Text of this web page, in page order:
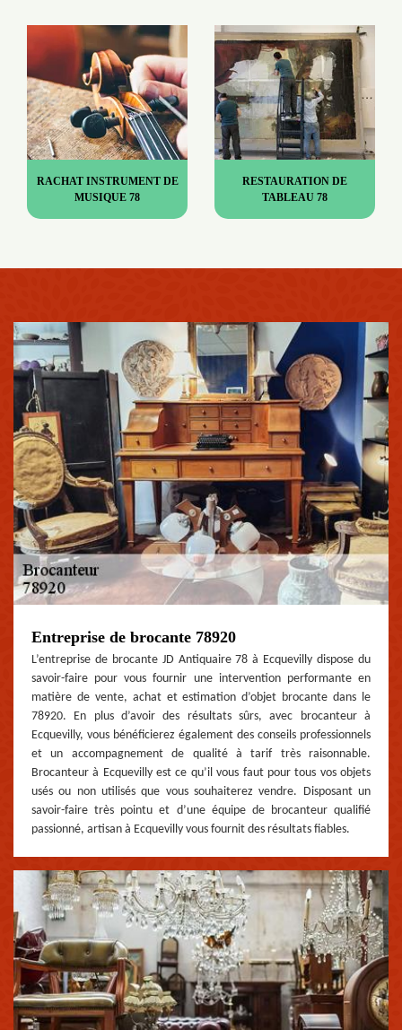
RACHAT INSTRUMENT DE
MUSIQUE 78
RESTAURATION DE
TABLEAU 78
Entreprise de brocante 78920
L’entreprise de brocante JD Antiquaire 78 à Ecquevilly dispose du
savoir-faire pour vous fournir une intervention performante en
matière de vente, achat et estimation d’objet brocante dans le
78920. En plus d’avoir des résultats sûrs, avec brocanteur à
Ecquevilly, vous bénéficierez également des conseils professionnels
et un accompagnement de qualité à tarif très raisonnable.
Brocanteur à Ecquevilly est ce qu’il vous faut pour tous vos objets
usés ou non utilisés que vous souhaiterez vendre. Disposant un
savoir-faire très pointu et d’une équipe de brocanteur qualifié
passionné, artisan à Ecquevilly vous fournit des résultats fiables.